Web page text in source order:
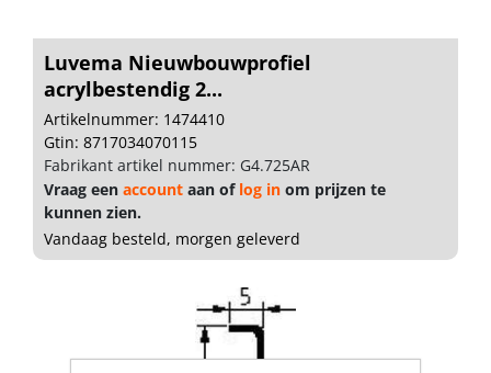
Luvema Nieuwbouwprofiel
acrylbestendig 2...
Artikelnummer: 1474410
Gtin: 8717034070115
Fabrikant artikel nummer: G4.725AR
Vraag een account aan of log in om prijzen te
kunnen zien.
Vandaag besteld, morgen geleverd